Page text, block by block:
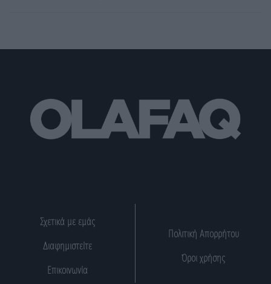
Σχετικά με εμάς
Διαφημιστείτε
Επικοινωνία
Πολιτική Απορρήτου
Όροι χρήσης